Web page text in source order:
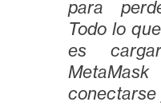
para
Todo lo
es
conectarse